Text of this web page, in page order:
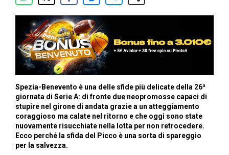
Spezia-Benevento è una delle sfide più delicate della 26ª
giornata di Serie A: di fronte due neopromosse capaci di
stupire nel girone di andata grazie a un atteggiamento
coraggioso ma calate nel ritorno e che oggi sono state
nuovamente risucchiate nella lotta per non retrocedere.
Ecco perché la sfida del Picco è una sorta di spareggio
per la salvezza.